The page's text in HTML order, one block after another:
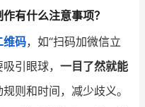
有什么注意事项？
维码，如“扫码加微信立
引眼球， 一目了然就能
则和时间，减少歧义。